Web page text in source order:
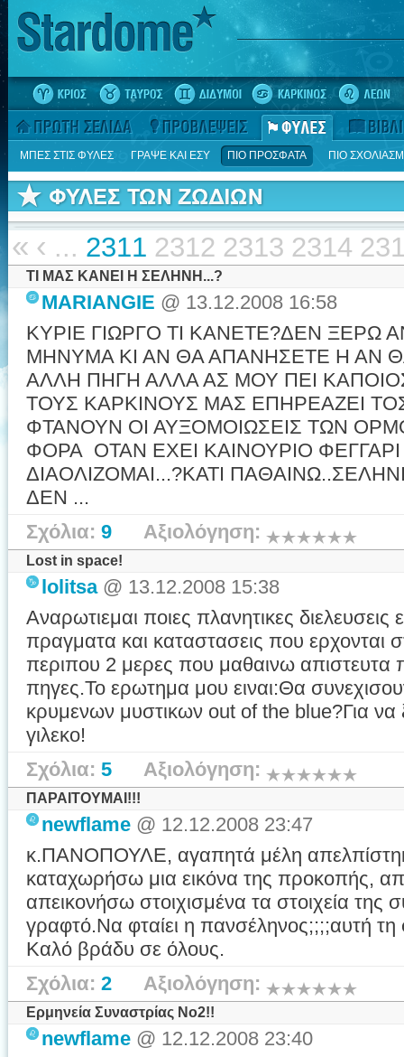
ΜΠΕΣ ΣΤΙΣ ΦΥΛΕΣ ΓΡΑΨΕ ΚΑΙ ΕΣΥ ΠΙΟ ΠΡΟΣΦΑΤΑ ΠΙΟ
« ‹ ... 2311 2312 2313 2314
ΤΙ ΜΑΣ ΚΑΝΕΙ Η ΣΕΛΗΝΗ...?
MARIANGIE @ 13.12.2008 16:58
ΚΥΡΙΕ ΓΙΩΡΓΟ ΤΙ ΚΑΝΕΤΕ?ΔΕΝ ΞΕΡΩ
ΜΗΝΥΜΑ ΚΙ ΑΝ ΘΑ ΑΠΑΝΗΣΕΤΕ Η ΑΝ
ΑΛΛΗ ΠΗΓΗ ΑΛΛΑ ΑΣ ΜΟΥ ΠΕΙ
ΤΟΥΣ ΚΑΡΚΙΝΟΥΣ ΜΑΣ ΕΠΗΡΕΑΖΕΙ
ΦΤΑΝΟΥΝ ΟΙ ΑΥΞΟΜΟΙΩΣΕΙΣ ΤΩΝ
ΦΟΡΑ ΟΤΑΝ ΕΧΕΙ ΚΑΙΝΟΥΡΙΟ
ΔΙΑΟΛΙΖΟΜΑΙ...?ΚΑΤΙ
ΔΕΝ ...
Σχόλια: 9 Αξιολόγηση:
Lost in space!
lolitsa@ 13.12.2008 15:38
Αναρωτιεμαι ποιες πλανητικες διελευσεις
πραγματα και καταστασεις που ερχονται
περιπου 2 μερες που μαθαινω απιστευτα
πηγες.Το ερωτημα μου ειναι:Θα
κρυμενων μυστικων out of the blue?Για
γιλεκο!
Σχόλια: 5 Αξιολόγηση:
ΠΑΡΑΙΤΟΥΜΑΙ!!!
newflame @ 12.12.2008 23:47
κ.ΠΑΝΟΠΟΥΛΕ, αγαπητά μέλη
καταχωρήσω μια εικόνα της προκοπής,
απεικονήσω στοιχισμένα τα στοιχεία της
γραφτό.Να φταίει η πανσέληνος;;;;αυτή
Καλό βράδυ σε όλους.
Σχόλια: 2 Αξιολόγηση:
Ερμηνεία Συναστρίας Νο2!!
newflame @ 12.12.2008 23:40